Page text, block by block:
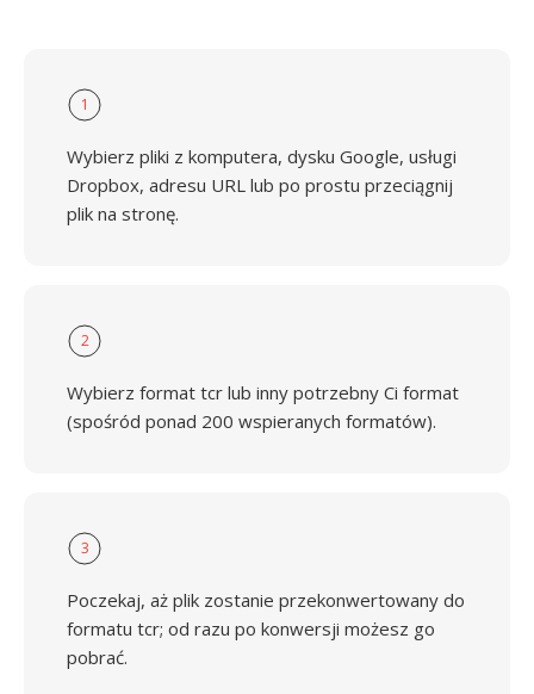
1
Wybierz pliki z komputera, dysku Google, usługi
Dropbox, adresu URL lub po prostu przeciągnij
plik na stronę.
2
Wybierz format tcr lub inny potrzebny Ci format
(spośród ponad 200 wspieranych formatów).
3
Poczekaj, aż plik zostanie przekonwertowany do
formatu tcr; od razu po konwersji możesz go
pobrać.